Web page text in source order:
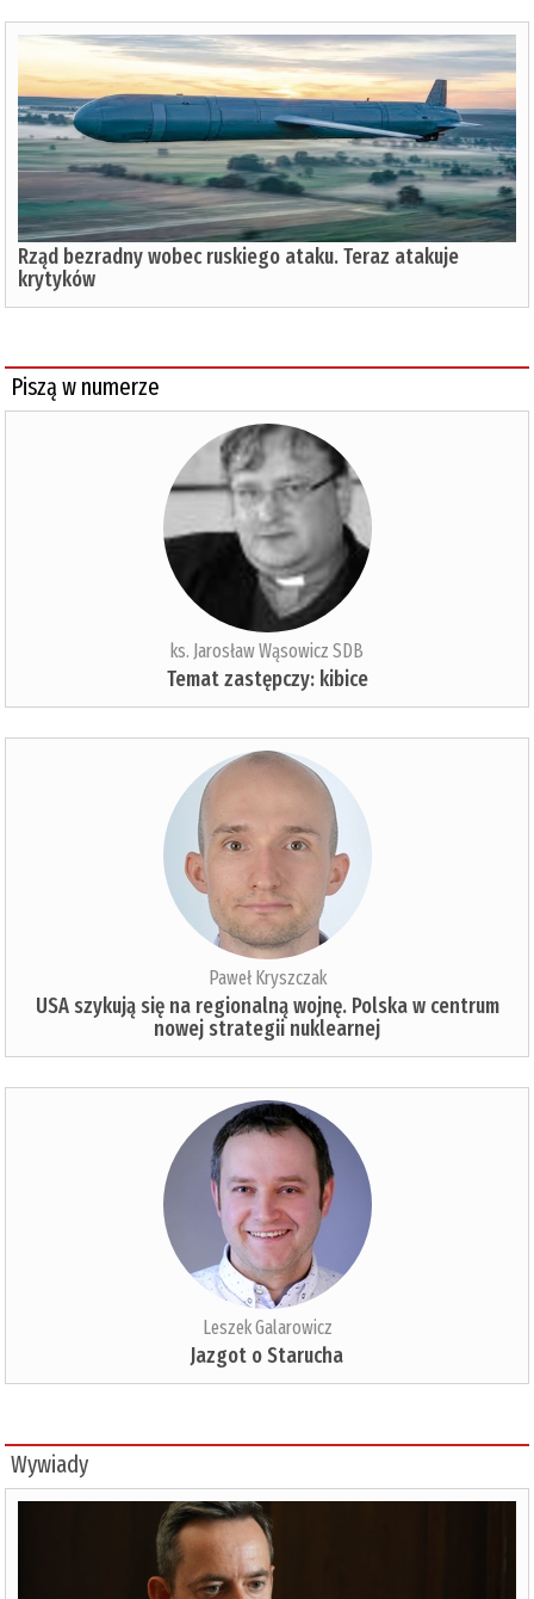
Rząd bezradny wobec ruskiego ataku. Teraz atakuje
krytyków
Piszą w numerze
ks. Jarosław Wąsowicz SDB
Temat zastępczy: kibice
Paweł Kryszczak
USA szykują się na regionalną wojnę. Polska w centrum
nowej strategii nuklearnej
Leszek Galarowicz
Jazgot o Starucha
Wywiady